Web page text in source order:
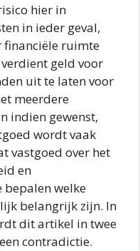
hier in
in ieder geval,
financiële ruimte
geld voor
uit te laten voor
meerdere
indien gewenst,
wordt vaak
vastgoed over het
en
welke
belangrijk zijn. In
dit artikel in twee
contradictie.